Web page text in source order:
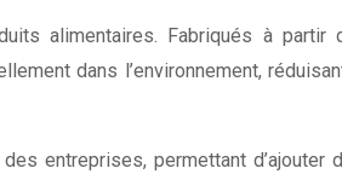
alimentaires. Fabriqués à partir
dans l’environnement,
entreprises, permettant d’ajouter